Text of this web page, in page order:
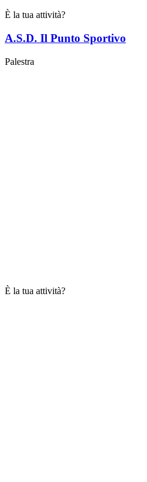
È la tua attività?
A.S.D. Il Punto Sportivo
Palestra
È la tua attività?